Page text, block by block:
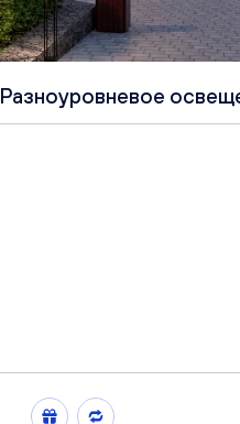
Разноуровневое